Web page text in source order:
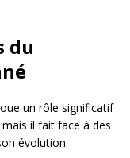
du
un rôle significatif
il fait face à des
évolution.